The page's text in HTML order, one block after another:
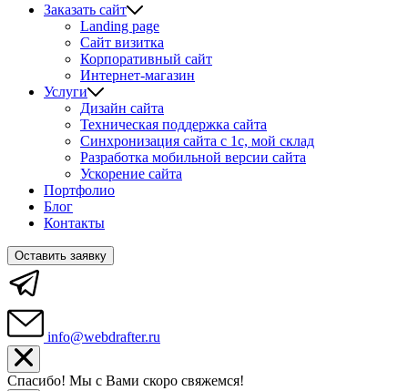
Заказать сайт
Landing page
Сайт визитка
Корпоративный сайт
Интернет-магазин
Услуги
Дизайн сайта
Техническая поддержка сайта
Синхронизация сайта c 1с, мой склад
Разработка мобильной версии сайта
Ускорение сайта
Портфолио
Блог
Контакты
Оставить заявку
info@webdrafter.ru
Спасибо! Мы с Вами скоро свяжемся!